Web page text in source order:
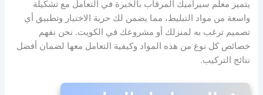
يتميز معلم سيراميك المرقاب بالخبرة في التعامل مع تشكيلة
واسعة من مواد التبليط، مما يضمن لك حرية الاختيار وتطبيق أي
تصميم ترغب به لمنزلك أو مشروعك في الكويت. نحن نفهم
خصائص كل نوع من هذه المواد وكيفية التعامل معها لضمان أفضل
نتائج التركيب.